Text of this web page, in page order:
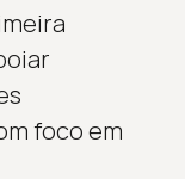
foco em